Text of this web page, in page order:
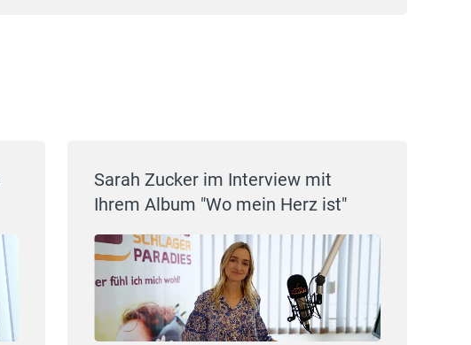
Sarah Zucker im Interview mit
Ihrem Album "Wo mein Herz ist"